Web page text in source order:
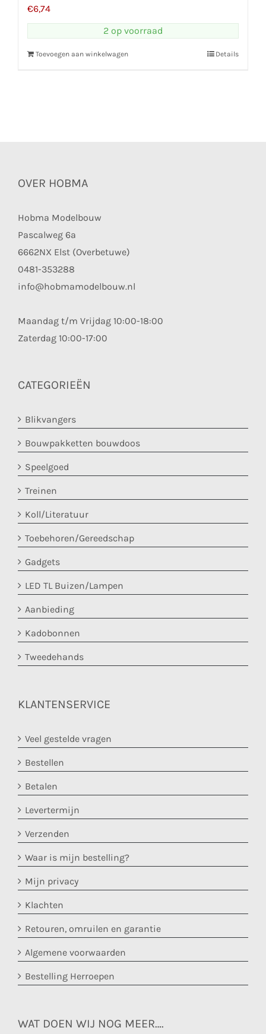
€6,74
2 op voorraad
Toevoegen aan winkelwagen Details
OVER HOBMA
Hobma Modelbouw
Pascalweg 6a
6662NX Elst (Overbetuwe)
0481-353288
info@hobmamodelbouw.nl
Maandag t/m Vrijdag 10:00-18:00
Zaterdag 10:00-17:00
CATEGORIEËN
Blikvangers
Bouwpakketten bouwdoos
Speelgoed
Treinen
Koll/Literatuur
Toebehoren/Gereedschap
Gadgets
LED TL Buizen/Lampen
Aanbieding
Kadobonnen
Tweedehands
KLANTENSERVICE
Veel gestelde vragen
Bestellen
Betalen
Levertermijn
Verzenden
Waar is mijn bestelling?
Mijn privacy
Klachten
Retouren, omruilen en garantie
Algemene voorwaarden
Bestelling Herroepen
WAT DOEN WIJ NOG MEER….